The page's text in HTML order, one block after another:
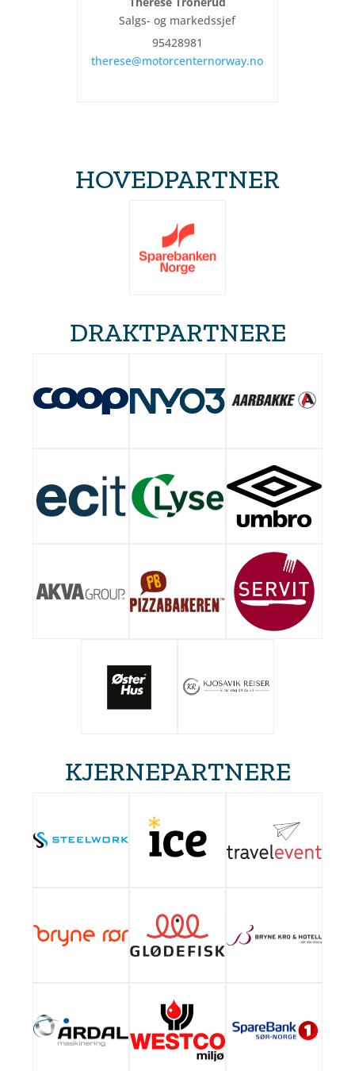
Salgs- og markedssjef
95428981
therese@motorcenternorway.no
HOVEDPARTNER
DRAKTPARTNERE
KJERNEPARTNERE